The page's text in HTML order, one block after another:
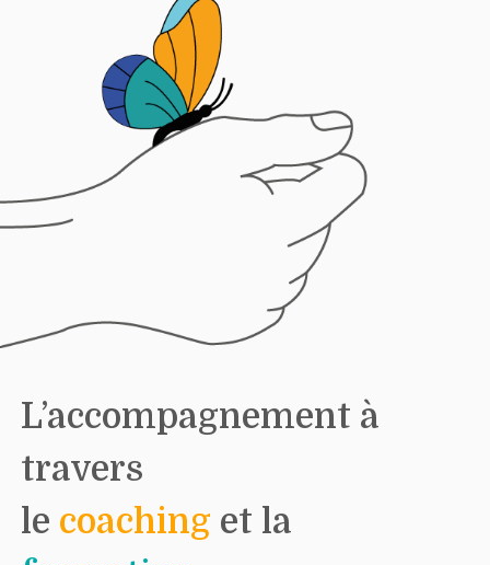
L’accompagnement à
travers
le coaching et la